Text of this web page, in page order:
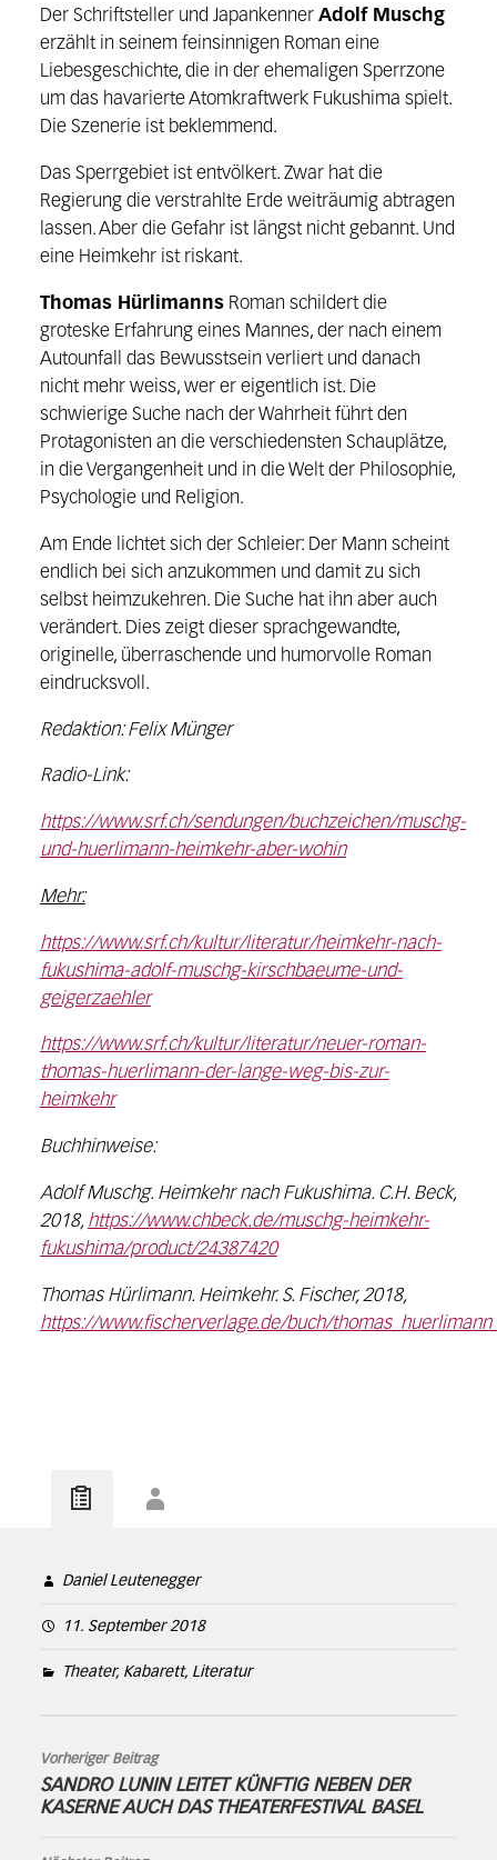
Der Schriftsteller und Japankenner Adolf Muschg
erzählt in seinem feinsinnigen Roman eine
Liebesgeschichte, die in der ehemaligen Sperrzone
um das havarierte Atomkraftwerk Fukushima spielt.
Die Szenerie ist beklemmend.
Das Sperrgebiet ist entvölkert. Zwar hat die
Regierung die verstrahlte Erde weiträumig abtragen
lassen. Aber die Gefahr ist längst nicht gebannt. Und
eine Heimkehr ist riskant.
Thomas HürlimannsRoman schildert die
groteske Erfahrung eines Mannes, der nach einem
Autounfall das Bewusstsein verliert und danach
nicht mehr weiss, wer er eigentlich ist. Die
schwierige Suche nach der Wahrheit führt den
Protagonisten an die verschiedensten Schauplätze,
in die Vergangenheit und in die Welt der Philosophie,
Psychologie und Religion.
Am Ende lichtet sich der Schleier: Der Mann scheint
endlich bei sich anzukommen und damit zu sich
selbst heimzukehren. Die Suche hat ihn aber auch
verändert. Dies zeigt dieser sprachgewandte,
originelle, überraschende und humorvolle Roman
eindrucksvoll.
Redaktion: Felix Münger
Radio-Link:
https://www.srf.ch/sendungen/buchzeichen/muschg-
und-huerlimann-heimkehr-aber-wohin
Mehr:
https://www.srf.ch/kultur/literatur/heimkehr-nach-
fukushima-adolf-muschg-kirschbaeume-und-
geigerzaehler
https://www.srf.ch/kultur/literatur/neuer-roman-
thomas-huerlimann-der-lange-weg-bis-zur-
heimkehr
Buchhinweise:
Adolf Muschg. Heimkehr nach Fukushima. C.H. Beck,
2018, https://www.chbeck.de/muschg-heimkehr-
fukushima/product/24387420
Thomas Hürlimann. Heimkehr. S. Fischer, 2018,
https://www.fischerverlage.de/buch/
Daniel Leutenegger
11. September 2018
Theater, Kabarett, Literatur
Vorheriger Beitrag
SANDRO LUNIN LEITET KÜNFTIG NEBEN DER
KASERNE AUCH DAS THEATERFESTIVAL BASEL